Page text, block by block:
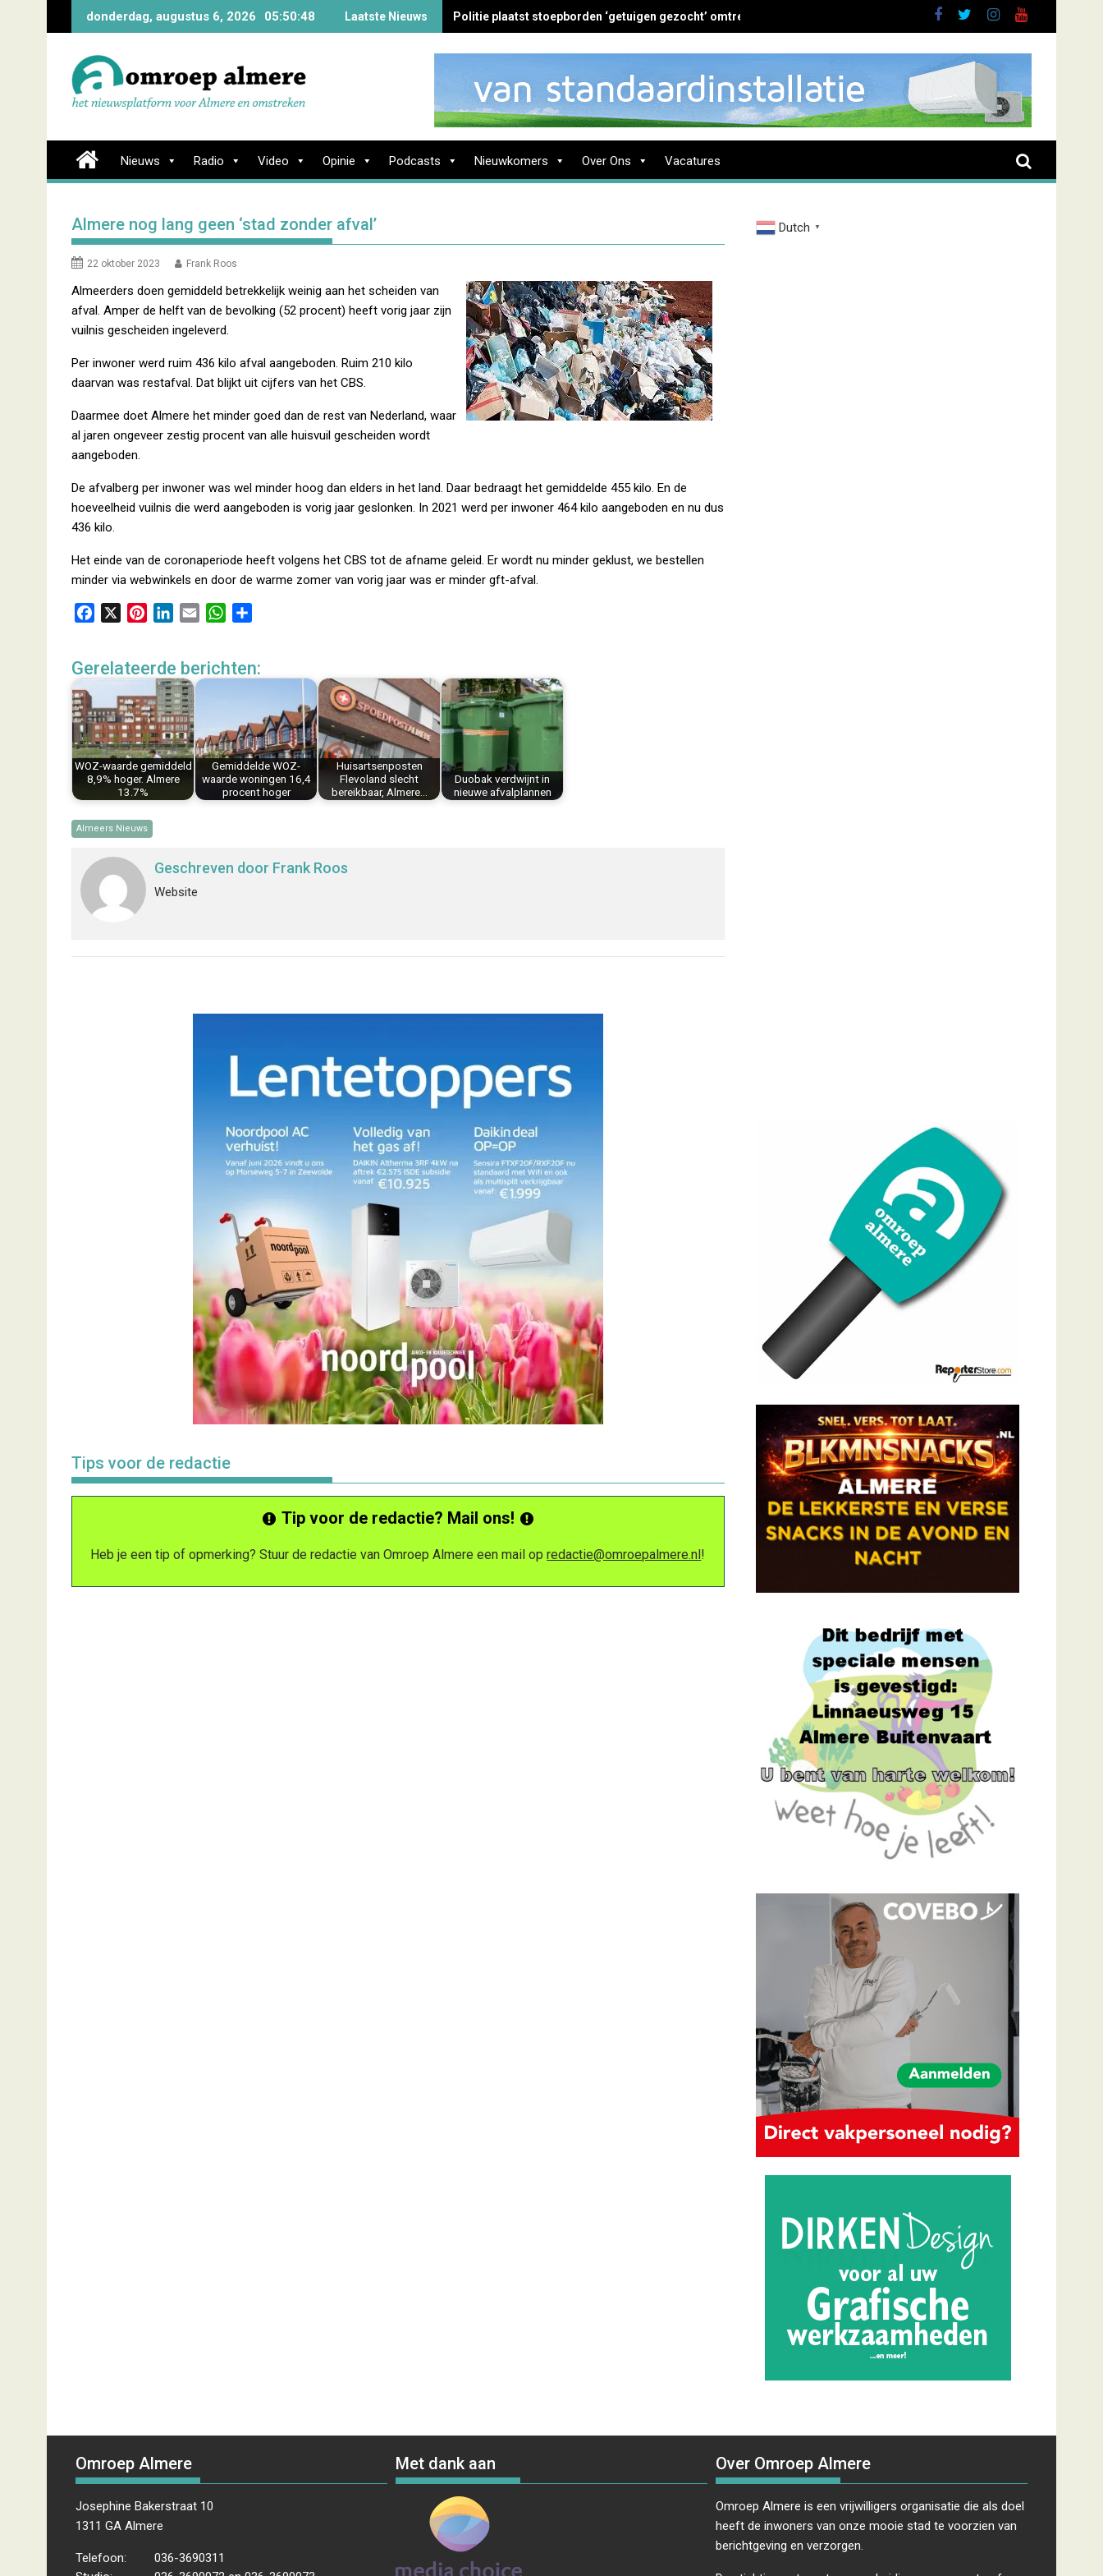
donderdag, augustus 6, 2026 05:50:48 Laatste Nieuws Politie plaatst stoepborden ‘getuigen gezocht’ omtrent overval Elbastraat
Nieuws Radio Video Opinie Podcasts Nieuwkomers Over Ons Vacatures
Almere nog lang geen ‘stad zonder afval’
22 oktober 2023 Frank Roos
Almeerders doen gemiddeld betrekkelijk weinig aan het scheiden van
afval. Amper de helft van de bevolking (52 procent) heeft vorig jaar zijn
vuilnis gescheiden ingeleverd.
Per inwoner werd ruim 436 kilo afval aangeboden. Ruim 210 kilo
daarvan was restafval. Dat blijkt uit cijfers van het CBS.
Daarmee doet Almere het minder goed dan de rest van Nederland, waar
al jaren ongeveer zestig procent van alle huisvuil gescheiden wordt
aangeboden.
De afvalberg per inwoner was wel minder hoog dan elders in het land. Daar bedraagt het gemiddelde 455 kilo. En de
hoeveelheid vuilnis die werd aangeboden is vorig jaar geslonken. In 2021 werd per inwoner 464 kilo aangeboden en nu dus
436 kilo.
Het einde van de coronaperiode heeft volgens het CBS tot de afname geleid. Er wordt nu minder geklust, we bestellen
minder via webwinkels en door de warme zomer van vorig jaar was er minder gft-afval.
e
o
o
k
t
e
r
e
s
t
k
e
d
I
n
i
W
t
p
p
e
Gerelateerde berichten:
WOZ-waarde gemiddeld
8,9% hoger. Almere
13.7%
Gemiddelde WOZ-
waarde woningen 16,4
procent hoger
Huisartsenposten
Flevoland slecht
bereikbaar, Almere…
Duobak verdwijnt in
nieuwe afvalplannen
Almeers Nieuws
Geschreven door Frank Roos
Website
Tips voor de redactie
Tip voor de redactie? Mail ons!
Heb je een tip of opmerking? Stuur de redactie van Omroep Almere een mail opredactie@omroepalmere.nl!
Dutch ▼
Omroep Almere
Josephine Bakerstraat 10
1311 GA Almere
Telefoon:
036-3690311
Met dank aan Over Omroep Almere
Omroep Almere is een vrijwilligers organisatie die als doel
heeft de inwoners van onze mooie stad te voorzien van
berichtgeving en verzorgen.